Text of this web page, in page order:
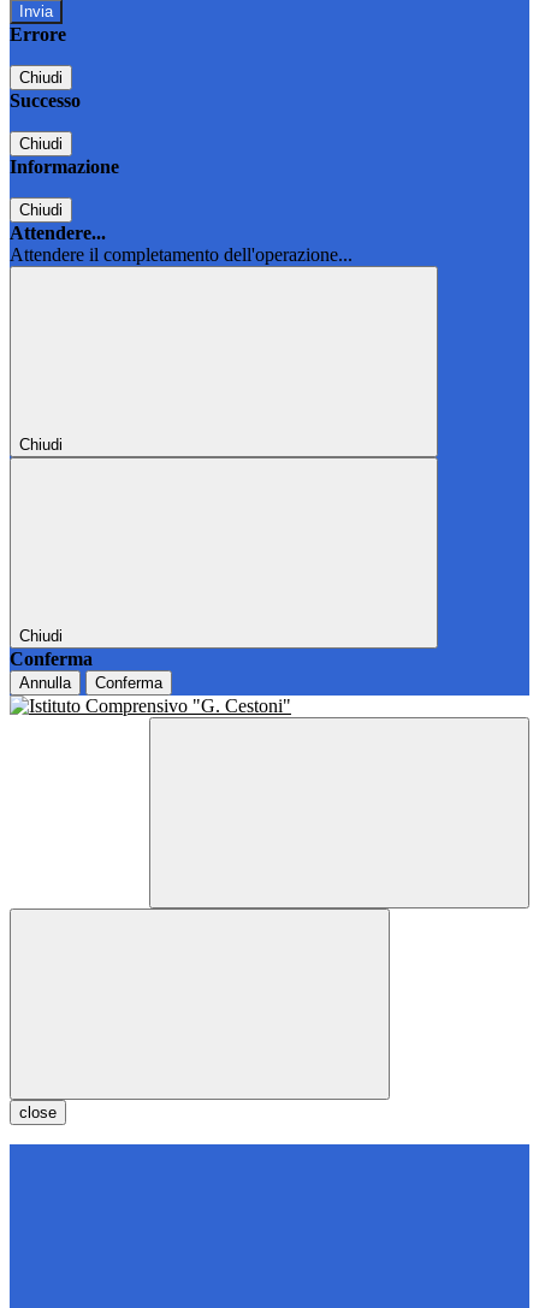
Errore
Chiudi
Successo
Chiudi
Informazione
Chiudi
Attendere...
Attendere il completamento dell'operazione...
Chiudi
Chiudi
Conferma
Annulla Conferma
close